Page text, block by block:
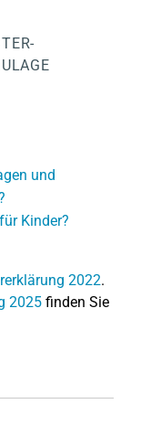
und
Kinder?
2022.
2025 finden Sie